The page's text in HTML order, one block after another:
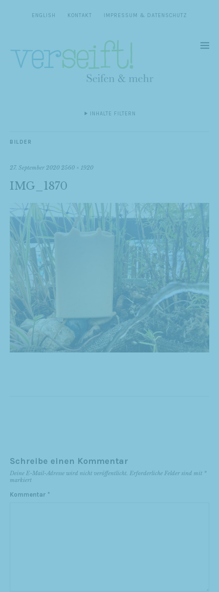
ENGLISH KONTAKT IMPRESSUM & DATENSCHUTZ
INHALTE FILTERN
BILDER
27. September 2020 2560 × 1920
IMG_1870
Schreibe einen Kommentar
Deine E-Mail-Adresse wird nicht veröffentlicht. Erforderliche Felder sind mit *
markiert
Kommentar *